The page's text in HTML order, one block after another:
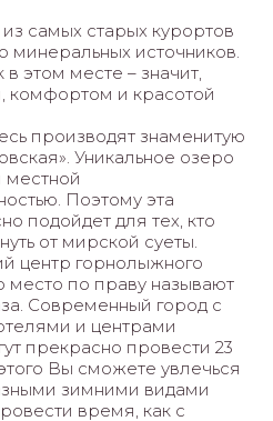
самых старых курортов
минеральных источников.
этом месте – значит,
комфортом и красотой
производят знаменитую
Уникальное озеро
местной
Поэтому эта
подойдет для тех, кто
от мирской суеты.
центр горнолыжного
место по праву называют
Современный город с
и центрами
прекрасно провести 23
Вы сможете увлечься
зимними видами
время, как с